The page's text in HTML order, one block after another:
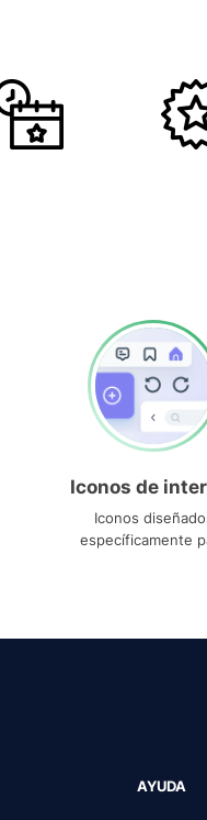
Iconos de
Iconos
específicamente
AYUDA